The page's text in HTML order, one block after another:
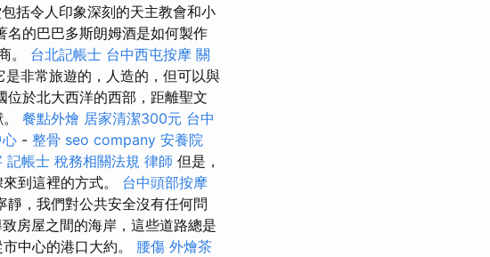
括令人印象深刻的天主教會和小
名的巴巴多斯朗姆酒是如何製作
。 台北記帳士 台中西屯按摩 關
是非常旅遊的，人造的，但可以與
位於北大西洋的西部，距離聖文
餐點外燴 居家清潔300元 台中
- 整骨 seo company 安養院
記帳士 稅務相關法規 律師 但是，
到這裡的方式。 台中頭部按摩
，我們對公共安全沒有任何問
房屋之間的海岸，這些道路總是
中心的港口大約。 腰傷 外燴茶